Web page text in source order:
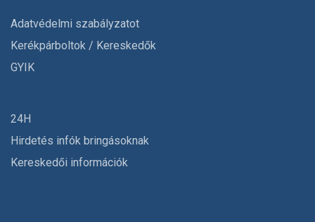
Adatvédelmi szabályzatot
Kerékpárboltok / Kereskedők
GYIK
24H
Hirdetés infók bringásoknak
Kereskedői információk